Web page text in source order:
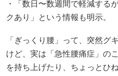
・「数日〜数週間で軽減する
クあり」という情報も明示。
「ぎっくり腰」って、突然グ
けど、実は「急性腰痛症」の
を持ち上げたり、ちょっとひ